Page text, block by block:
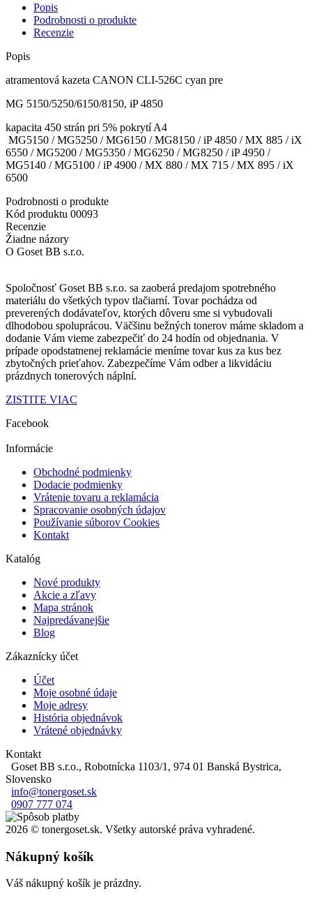
Popis
Podrobnosti o produkte
Recenzie
Popis
atramentová kazeta CANON CLI-526C cyan pre
MG 5150/5250/6150/8150, iP 4850
kapacita 450 strán pri 5% pokrytí A4
MG5150 / MG5250 / MG6150 / MG8150 / iP 4850 / MX 885 / iX
6550 / MG5200 / MG5350 / MG6250 / MG8250 / iP 4950 /
MG5140 / MG5100 / iP 4900 / MX 880 / MX 715 / MX 895 / iX
6500
Podrobnosti o produkte
Kód produktu 00093
Recenzie
Žiadne názory
O Goset BB s.r.o.
Spoločnosť Goset BB s.r.o. sa zaoberá predajom spotrebného
materiálu do všetkých typov tlačiarní. Tovar pochádza od
preverených dodávateľov, ktorých dôveru sme si vybudovali
dlhodobou spoluprácou. Väčšinu bežných tonerov máme skladom a
dodanie Vám vieme zabezpečiť do 24 hodín od objednania. V
prípade opodstatnenej reklamácie meníme tovar kus za kus bez
zbytočných prieťahov. Zabezpečíme Vám odber a likvidáciu
prázdnych tonerových náplní.
ZISTITE VIAC
Facebook
Informácie
Obchodné podmienky
Dodacie podmienky
Vrátenie tovaru a reklamácia
Spracovanie osobných údajov
Používanie súborov Cookies
Kontakt
Katalóg
Nové produkty
Akcie a zľavy
Mapa stránok
Najpredávanejšie
Blog
Zákaznícky účet
Účet
Moje osobné údaje
Moje adresy
História objednávok
Vrátené objednávky
Kontakt
Goset BB s.r.o., Robotnícka 1103/1, 974 01 Banská Bystrica,
Slovensko
info@tonergoset.sk
0907 777 074
2026 © tonergoset.sk. Všetky autorské práva vyhradené.
Nákupný košík
Váš nákupný košík je prázdny.